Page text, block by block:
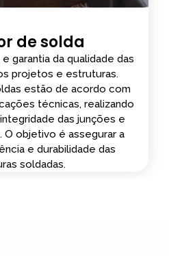
de solda
garantia da qualidade das
projetos e estruturas.
estão de acordo com
técnicas, realizando
das junções e
O objetivo é assegurar a
e durabilidade das
soldadas.